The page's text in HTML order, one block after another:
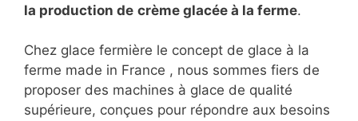
la production de crème glacée à la ferme.
Chez glace fermière le concept de glace à la
ferme made in France , nous sommes fiers de
proposer des machines à glace de qualité
supérieure, conçues pour répondre aux besoins